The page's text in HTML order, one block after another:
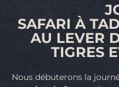
SAFARI À
AU LEVER
TIGRES
Nous débuterons la